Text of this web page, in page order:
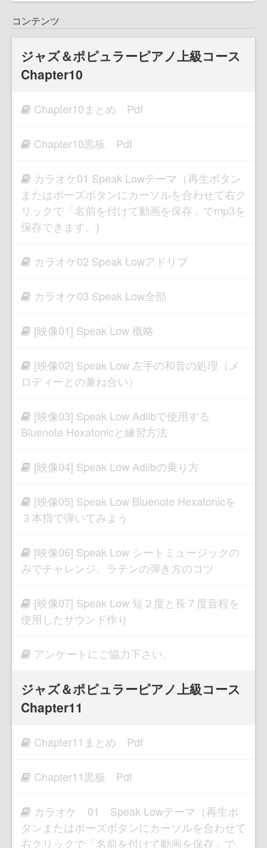
コンテンツ
ジャズ＆ポピュラーピアノ上級コース
Chapter10
Chapter10まとめ Pdf
Chapter10黒板 Pdf
カラオケ01 Speak Lowテーマ（再生ボタン
またはポーズボタンにカーソルを合わせて右ク
リックで「名前を付けて動画を保存」でmp3を
保存できます。)
カラオケ02 Speak Lowアドリブ
カラオケ03 Speak Low全部
[映像01] Speak Low 概略
[映像02] Speak Low 左手の和音の処理（メ
ロディーとの兼ね合い）
[映像03] Speak Low Adlibで使用する
Bluenote Hexatonicと練習方法
[映像04] Speak Low Adlibの乗り方
[映像05] Speak Low Bluenote Hexatonicを
３本指で弾いてみよう
[映像06] Speak Low シートミュージックの
みでチャレンジ。ラテンの弾き方のコツ
[映像07] Speak Low 短２度と長７度音程を
使用したサウンド作り
アンケートにご協力下さい。
ジャズ＆ポピュラーピアノ上級コース
Chapter11
Chapter11まとめ Pdf
Chapter11黒板 Pdf
カラオケ 01 Speak Lowテーマ（再生ボ
タンまたはポーズボタンにカーソルを合わせて
右クリックで「名前を付けて動画を保存」で